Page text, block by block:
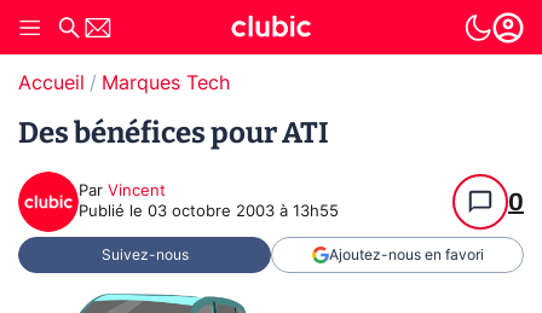
Accueil Marques Tech
Des bénéfices pour ATI
Par Vincent
Publié le 03 octobre 2003 à 13h55 0
Suivez-nous Ajoutez-nous en favori